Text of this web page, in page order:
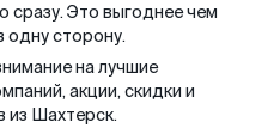
сразу. Это выгоднее чем
одну сторону.
на лучшие
акции, скидки и
из Шахтерск.